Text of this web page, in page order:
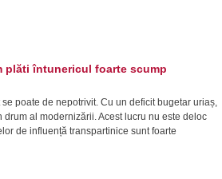
plăti întunericul foarte scump
poate de nepotrivit. Cu un deficit bugetar uriaș,
al modernizării. Acest lucru nu este deloc
de influență transpartinice sunt foarte